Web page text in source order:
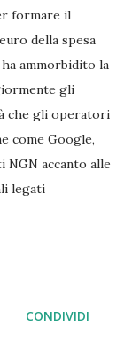
formare il
della spesa
ammorbidito la
gli
che gli operatori
come Google,
NGN accanto alle
legati
CONDIVIDI